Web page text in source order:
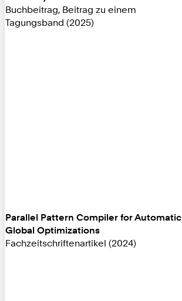
Buchbeitrag, Beitrag zu einem
Tagungsband (2025)
Parallel Pattern Compiler for Automatic
Global Optimizations
Fachzeitschriftenartikel (2024)